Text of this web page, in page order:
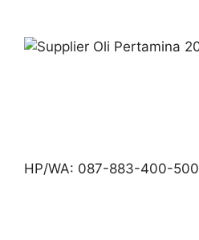
HP/WA: 087-883-400-500